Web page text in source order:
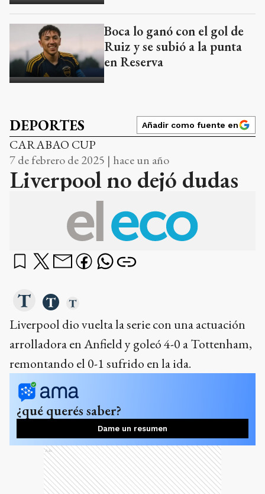
Boca lo ganó con el gol de
Ruiz y se subió a la punta
en Reserva
DEPORTES Añadir como fuente en
CARABAO CUP
7 de febrero de 2025 | hace un año
Liverpool no dejó dudas
Liverpool dio vuelta la serie con una actuación
arrolladora en Anfield y goleó 4-0 a Tottenham,
remontando el 0-1 sufrido en la ida.
¿qué querés saber?
Dame un resumen
Ads